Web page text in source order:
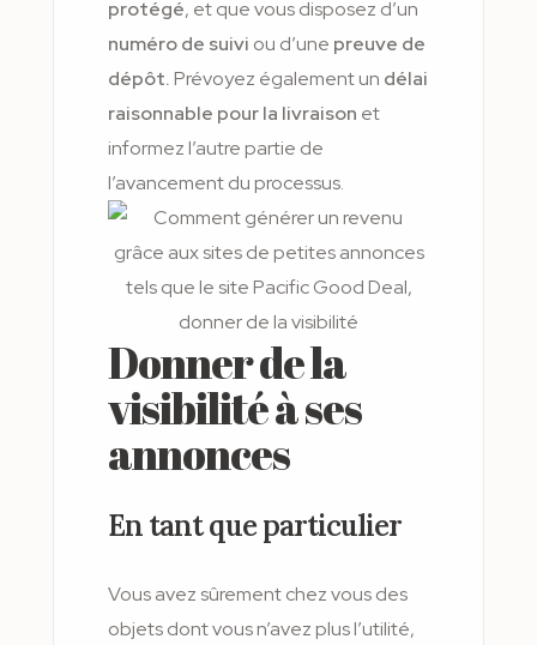
protégé, et que vous disposez d’un
numéro de suivi ou d’une preuve de
dépôt.Prévoyez également un délai
raisonnable pour la livraison et
informez l’autre partie de
l’avancement du processus.
Donner de la
visibilité à ses
annonces
En tant que particulier
Vous avez sûrement chez vous des
objets dont vous n’avez plus l’utilité,